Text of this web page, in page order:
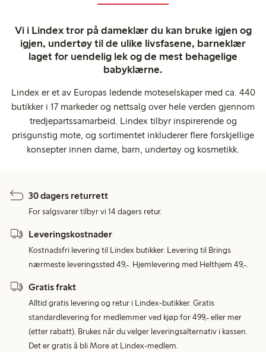
Vi i Lindex tror på dameklær du kan bruke igjen og
igjen, undertøy til de ulike livsfasene, barneklær
laget for uendelig lek og de mest behagelige
babyklærne.
Lindex er et av Europas ledende moteselskaper med ca. 440
butikker i 17 markeder og nettsalg over hele verden gjennom
tredjepartssamarbeid. Lindex tilbyr inspirerende og
prisgunstig mote, og sortimentet inkluderer flere forskjellige
konsepter innen dame, barn, undertøy og kosmetikk.
30 dagers returrett
For salgsvarer tilbyr vi 14 dagers retur.
Leveringskostnader
Kostnadsfri levering til Lindex butikker. Levering til Brings
nærmeste leveringssted 49,-. Hjemlevering med Helthjem 49,-.
Gratis frakt
Alltid gratis levering og retur i Lindex-butikker. Gratis
standardlevering for medlemmer ved kjøp for 499,- eller mer
(etter rabatt). Brukes når du velger leveringsalternativ i kassen.
Det er gratis å bli More at Lindex-medlem.